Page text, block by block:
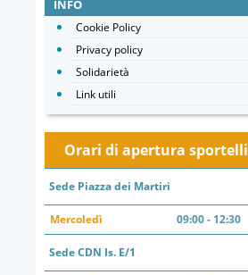
INFO
Cookie Policy
Privacy policy
Solidarietà
Link utili
Orari di apertura sportelli
Sede Piazza dei Martiri
Mercoledì 09:00 - 12:30
Sede CDN Is. E/1